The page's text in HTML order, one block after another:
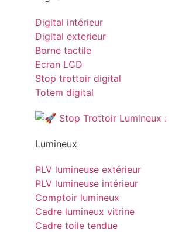
Digital intérieur
Digital exterieur
Borne tactile
Ecran LCD
Stop trottoir digital
Totem digital
Lumineux
PLV lumineuse extérieur
PLV lumineuse intérieur
Comptoir lumineux
Cadre lumineux vitrine
Cadre toile tendue